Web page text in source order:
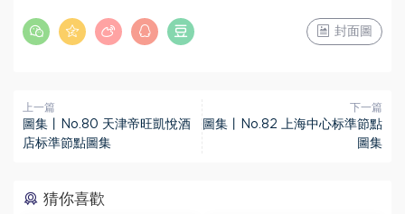
封面圖
上一篇
圖集丨No.80 天津帝旺凱悅酒
店标準節點圖集
下一篇
圖集丨No.82 上海中心标準節點
圖集
猜你喜歡